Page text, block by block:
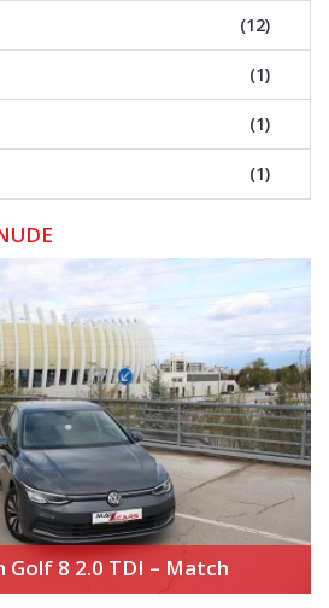
(12)
(1)
(1)
(1)
Golf 8 2.0 TDI – Match